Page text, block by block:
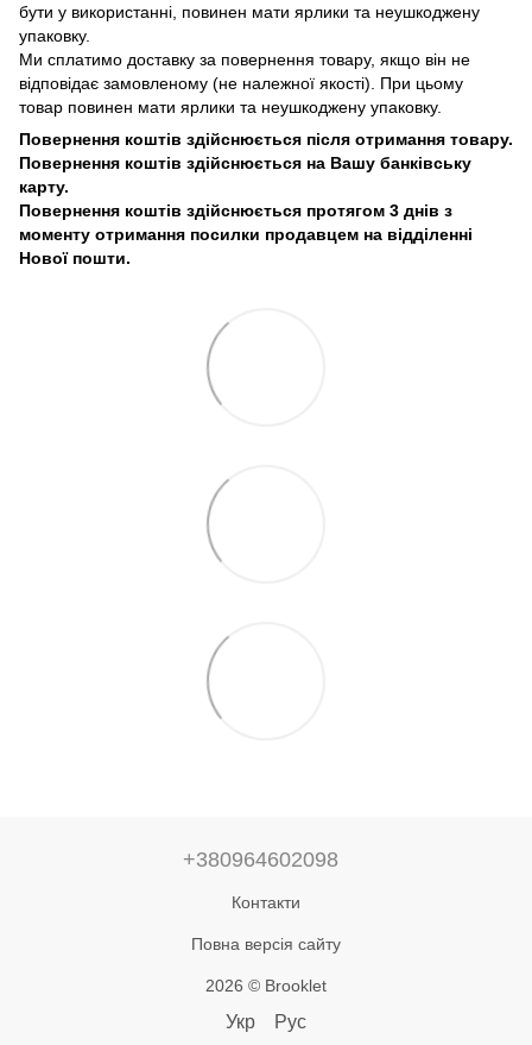
бути у використанні, повинен мати ярлики та неушкоджену
упаковку.
Ми сплатимо доставку за повернення товару, якщо він не
відповідає замовленому (не належної якості). При цьому
товар повинен мати ярлики та неушкоджену упаковку.
Повернення коштів здійснюється після отримання товару.
Повернення коштів здійснюється на Вашу банківську
карту.
Повернення коштів здійснюється протягом 3 днів з
моменту отримання посилки продавцем на відділенні
Нової пошти.
+380964602098
Контакти
Повна версія сайту
2026 © Brooklet
Укр Рус